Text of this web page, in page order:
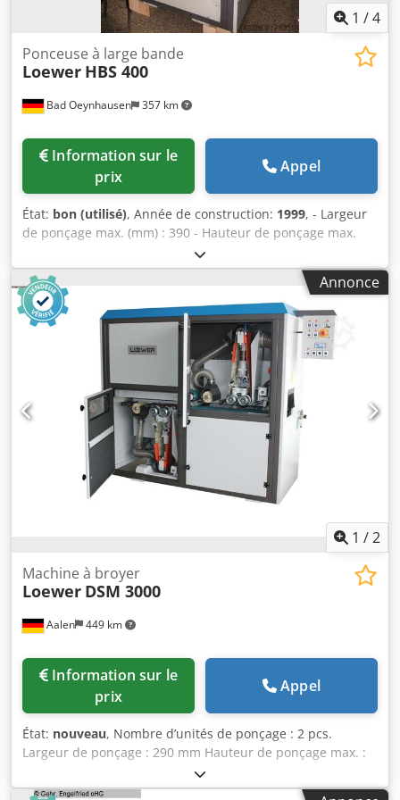
1 /4
Bad Oeynhausen 357 km
Ponceuse à large bande
Loewer HBS 400
prix
Appel
État: bon (utilisé), Année de construction: 1999, - Largeur
de ponçage max. (mm) : 390 - Hauteur de ponçage max.
(mm) : 390 - Patin de ponçage supérieur : 1 - Moteur de
ponçage (kW) : 7,5 - Dimensions de la bande abrasive (mm)
: 300 x 1800 - Tapis de transport : pour l’avance du
matériau - Vitesses d'avance (m/min) : 6/11/16 -
Raccordement à l’aspiration diamètre (mm) : 150 - Hauteur
de table constante Djdpfx Agey Avzvsujck - Oscillation
pneumatique de la bande abrasive - Tension pneumatique
de la bande abrasive - Patin de ponçage spécial HBS : pour
ponçage d’adaptation en cas de différences d’épaisseur
jusqu'à 4 mm ou pour pièces déformées - Sélecteur
ponçage d’adaptation / calibrage - Réglage motorisé de
l’épaisseur de la pièce avec avance rapide - Détection
automatique de l’épaisseur de la pièce - Longueur de la
machine (mm) : 1150 - Largeur de la machine (mm) : 1020 -
Annonce
1 /2
Aalen 449 km
Machine à broyer
Loewer DSM 3000
prix
Appel
État: nouveau, Nombre d’unités de ponçage : 2 pcs.
Largeur de ponçage : 290 mm Hauteur de ponçage max. :
180 mm LÖWER DoubleSander Solid DSM 3000 -----
Machine de ponçage bois individuel, double face, pour le